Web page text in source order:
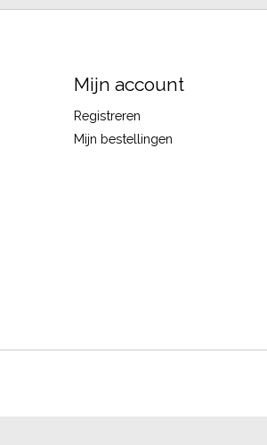
Mijn account
Registreren
Mijn bestellingen